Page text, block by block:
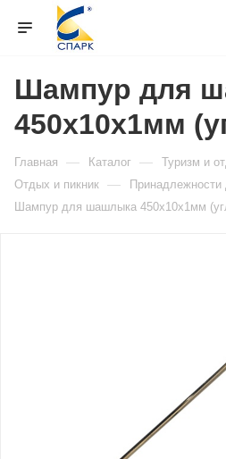
Шампур для
450х10х1мм
Главная — Каталог — Туризм и
Отдых и пикник — Принадлежности
Шампур для шашлыка 450х10х1мм